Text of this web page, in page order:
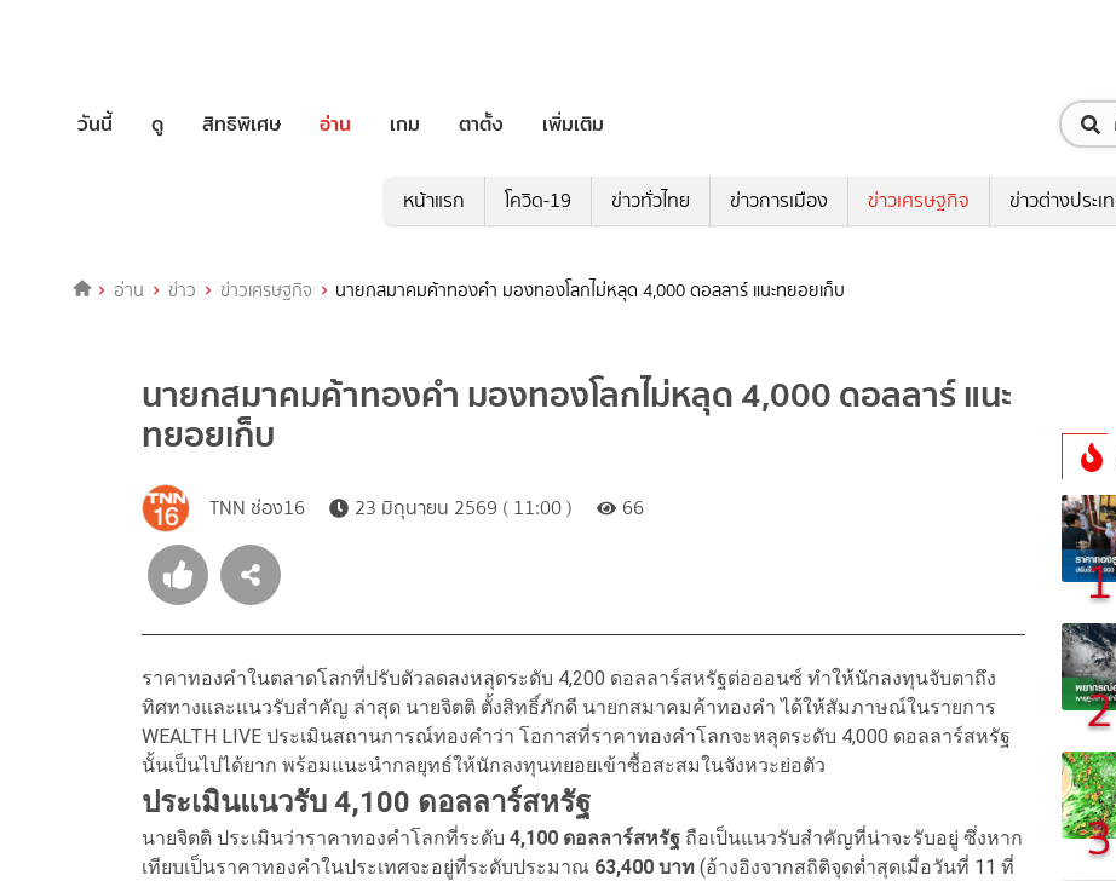
วันนี้ ดู สิทธิพิเศษ อ่าน เกม ตาตั้ง เพิ่มเติม
หน้าแรก โควิด-19 ข่าวทั่วไทย ข่าวการเมือง ข่าวเศรษฐกิจ ข่าวต่างประเ
อ่าน ข่าว ข่าวเศรษฐกิจ นายกสมาคมค้าทองคำ มองทองโลกไม่หลุด 4,000 ดอลลาร์ แนะทยอยเก็บ
นายกสมาคมค้าทองคำ มองทองโลกไม่หลุด 4,000 ดอลลาร์ แนะ
ทยอยเก็บ
TNN ช่อง16 23 มิถุนายน 2569 ( 11:00 ) 66
ราคาทองคำในตลาดโลกที่ปรับตัวลดลงหลุดระดับ 4,200 ดอลลาร์สหรัฐต่อออนซ์ ทำให้นักลงทุนจับตาถึง
ทิศทางและแนวรับสำคัญ ล่าสุด นายจิตติ ตั้งสิทธิ์ภักดี นายกสมาคมค้าทองคำ ได้ให้สัมภาษณ์ในรายการ
WEALTH LIVE ประเมินสถานการณ์ทองคำว่า โอกาสที่ราคาทองคำโลกจะหลุดระดับ 4,000 ดอลลาร์สหรัฐ
นั้นเป็นไปได้ยาก พร้อมแนะนำกลยุทธ์ให้นักลงทุนทยอยเข้าซื้อสะสมในจังหวะย่อตัว
ประเมินแนวรับ 4,100 ดอลลาร์สหรัฐ
นายจิตติ ประเมินว่าราคาทองคำโลกที่ระดับ 4,100 ดอลลาร์สหรัฐ ถือเป็นแนวรับสำคัญที่น่าจะรับอยู่ ซึ่งหาก
เทียบเป็นราคาทองคำในประเทศจะอยู่ที่ระดับประมาณ 63,400 บาท (อ้างอิงจากสถิติจุดต่ำสุดเมื่อวันที่ 11 ที่
1
2
3